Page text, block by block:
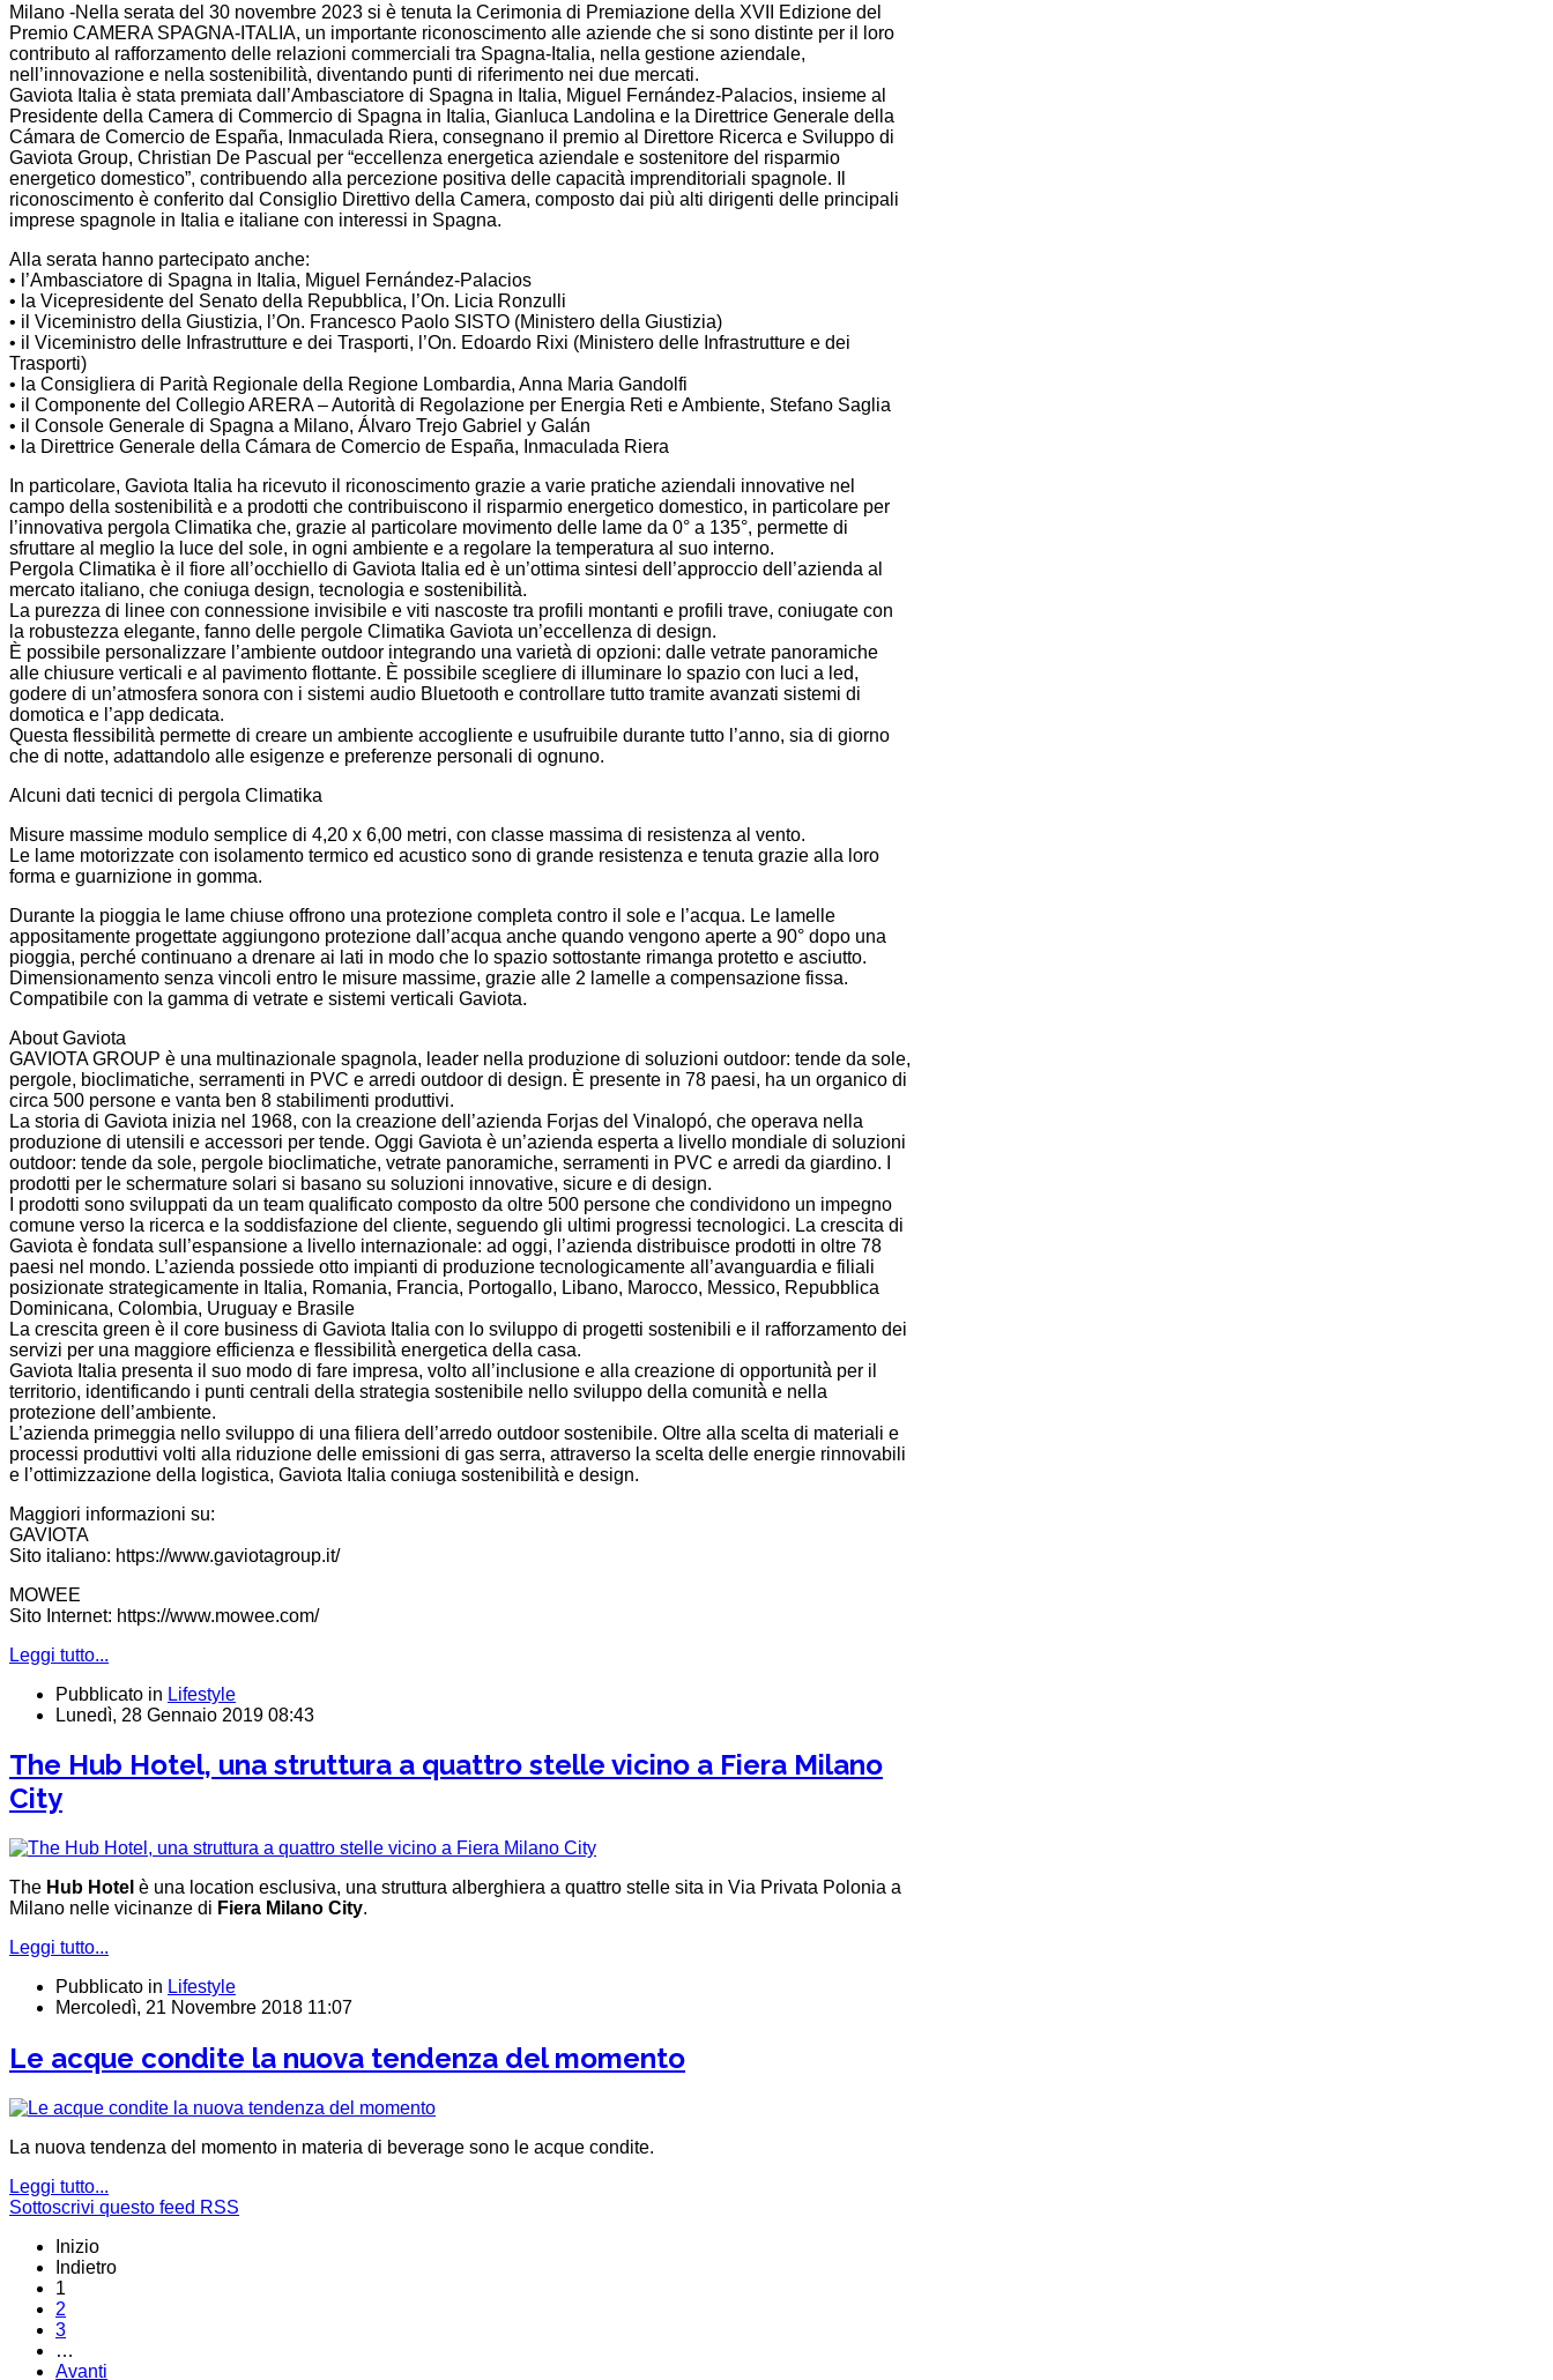
Milano -Nella serata del 30 novembre 2023 si è tenuta la Cerimonia di Premiazione della XVII Edizione del
Premio CAMERA SPAGNA-ITALIA, un importante riconoscimento alle aziende che si sono distinte per il loro
contributo al rafforzamento delle relazioni commerciali tra Spagna-Italia, nella gestione aziendale,
nell’innovazione e nella sostenibilità, diventando punti di riferimento nei due mercati.
Gaviota Italia è stata premiata dall’Ambasciatore di Spagna in Italia, Miguel Fernández-Palacios, insieme al
Presidente della Camera di Commercio di Spagna in Italia, Gianluca Landolina e la Direttrice Generale della
Cámara de Comercio de España, Inmaculada Riera, consegnano il premio al Direttore Ricerca e Sviluppo di
Gaviota Group, Christian De Pascual per “eccellenza energetica aziendale e sostenitore del risparmio
energetico domestico”, contribuendo alla percezione positiva delle capacità imprenditoriali spagnole. Il
riconoscimento è conferito dal Consiglio Direttivo della Camera, composto dai più alti dirigenti delle principali
imprese spagnole in Italia e italiane con interessi in Spagna.
Alla serata hanno partecipato anche:
• l’Ambasciatore di Spagna in Italia, Miguel Fernández-Palacios
• la Vicepresidente del Senato della Repubblica, l’On. Licia Ronzulli
• il Viceministro della Giustizia, l’On. Francesco Paolo SISTO (Ministero della Giustizia)
• il Viceministro delle Infrastrutture e dei Trasporti, l’On. Edoardo Rixi (Ministero delle Infrastrutture e dei
Trasporti)
• la Consigliera di Parità Regionale della Regione Lombardia, Anna Maria Gandolfi
• il Componente del Collegio ARERA – Autorità di Regolazione per Energia Reti e Ambiente, Stefano Saglia
• il Console Generale di Spagna a Milano, Álvaro Trejo Gabriel y Galán
• la Direttrice Generale della Cámara de Comercio de España, Inmaculada Riera
In particolare, Gaviota Italia ha ricevuto il riconoscimento grazie a varie pratiche aziendali innovative nel
campo della sostenibilità e a prodotti che contribuiscono il risparmio energetico domestico, in particolare per
l’innovativa pergola Climatika che, grazie al particolare movimento delle lame da 0° a 135°, permette di
sfruttare al meglio la luce del sole, in ogni ambiente e a regolare la temperatura al suo interno.
Pergola Climatika è il fiore all’occhiello di Gaviota Italia ed è un’ottima sintesi dell’approccio dell’azienda al
mercato italiano, che coniuga design, tecnologia e sostenibilità.
La purezza di linee con connessione invisibile e viti nascoste tra profili montanti e profili trave, coniugate con
la robustezza elegante, fanno delle pergole Climatika Gaviota un’eccellenza di design.
È possibile personalizzare l’ambiente outdoor integrando una varietà di opzioni: dalle vetrate panoramiche
alle chiusure verticali e al pavimento flottante. È possibile scegliere di illuminare lo spazio con luci a led,
godere di un’atmosfera sonora con i sistemi audio Bluetooth e controllare tutto tramite avanzati sistemi di
domotica e l’app dedicata.
Questa flessibilità permette di creare un ambiente accogliente e usufruibile durante tutto l’anno, sia di giorno
che di notte, adattandolo alle esigenze e preferenze personali di ognuno.
Alcuni dati tecnici di pergola Climatika
Misure massime modulo semplice di 4,20 x 6,00 metri, con classe massima di resistenza al vento.
Le lame motorizzate con isolamento termico ed acustico sono di grande resistenza e tenuta grazie alla loro
forma e guarnizione in gomma.
Durante la pioggia le lame chiuse offrono una protezione completa contro il sole e l’acqua. Le lamelle
appositamente progettate aggiungono protezione dall’acqua anche quando vengono aperte a 90° dopo una
pioggia, perché continuano a drenare ai lati in modo che lo spazio sottostante rimanga protetto e asciutto.
Dimensionamento senza vincoli entro le misure massime, grazie alle 2 lamelle a compensazione fissa.
Compatibile con la gamma di vetrate e sistemi verticali Gaviota.
About Gaviota
GAVIOTA GROUP è una multinazionale spagnola, leader nella produzione di soluzioni outdoor: tende da sole,
pergole, bioclimatiche, serramenti in PVC e arredi outdoor di design. È presente in 78 paesi, ha un organico di
circa 500 persone e vanta ben 8 stabilimenti produttivi.
La storia di Gaviota inizia nel 1968, con la creazione dell’azienda Forjas del Vinalopó, che operava nella
produzione di utensili e accessori per tende. Oggi Gaviota è un’azienda esperta a livello mondiale di soluzioni
outdoor: tende da sole, pergole bioclimatiche, vetrate panoramiche, serramenti in PVC e arredi da giardino. I
prodotti per le schermature solari si basano su soluzioni innovative, sicure e di design.
I prodotti sono sviluppati da un team qualificato composto da oltre 500 persone che condividono un impegno
comune verso la ricerca e la soddisfazione del cliente, seguendo gli ultimi progressi tecnologici. La crescita di
Gaviota è fondata sull’espansione a livello internazionale: ad oggi, l’azienda distribuisce prodotti in oltre 78
paesi nel mondo. L’azienda possiede otto impianti di produzione tecnologicamente all’avanguardia e filiali
posizionate strategicamente in Italia, Romania, Francia, Portogallo, Libano, Marocco, Messico, Repubblica
Dominicana, Colombia, Uruguay e Brasile
La crescita green è il core business di Gaviota Italia con lo sviluppo di progetti sostenibili e il rafforzamento dei
servizi per una maggiore efficienza e flessibilità̀ energetica della casa.
Gaviota Italia presenta il suo modo di fare impresa, volto all’inclusione e alla creazione di opportunità̀ per il
territorio, identificando i punti centrali della strategia sostenibile nello sviluppo della comunità̀ e nella
protezione dell’ambiente.
L’azienda primeggia nello sviluppo di una filiera dell’arredo outdoor sostenibile. Oltre alla scelta di materiali e
processi produttivi volti alla riduzione delle emissioni di gas serra, attraverso la scelta delle energie rinnovabili
e l’ottimizzazione della logistica, Gaviota Italia coniuga sostenibilità e design.
Maggiori informazioni su:
GAVIOTA
Sito italiano: https://www.gaviotagroup.it/
MOWEE
Sito Internet: https://www.mowee.com/
Leggi tutto...
Pubblicato in Lifestyle
Lunedì, 28 Gennaio 2019 08:43
The Hub Hotel, una struttura a quattro stelle vicino a Fiera Milano
City
The Hub Hotel è una location esclusiva, una struttura alberghiera a quattro stelle sita in Via Privata Polonia a
Milano nelle vicinanze di Fiera Milano City.
Leggi tutto...
Pubblicato in Lifestyle
Mercoledì, 21 Novembre 2018 11:07
Le acque condite la nuova tendenza del momento
La nuova tendenza del momento in materia di beverage sono le acque condite.
Leggi tutto...
Sottoscrivi questo feed RSS
Inizio
Indietro
1
2
3
…
Avanti